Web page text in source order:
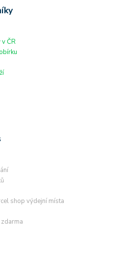
ČR
shop výdejní místa